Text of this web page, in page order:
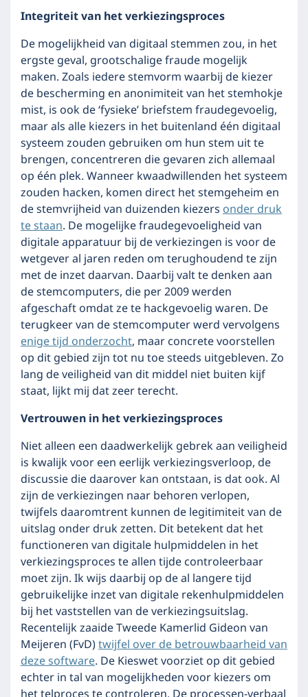
Integriteit van het verkiezingsproces
De mogelijkheid van digitaal stemmen zou, in het
ergste geval, grootschalige fraude mogelijk
maken. Zoals iedere stemvorm waarbij de kiezer
de bescherming en anonimiteit van het stemhokje
mist, is ook de ‘fysieke’ briefstem fraudegevoelig,
maar als alle kiezers in het buitenland één digitaal
systeem zouden gebruiken om hun stem uit te
brengen, concentreren die gevaren zich allemaal
op één plek. Wanneer kwaadwillenden het systeem
zouden hacken, komen direct het stemgeheim en
de stemvrijheid van duizenden kiezersonder druk
te staan. De mogelijke fraudegevoeligheid van
digitale apparatuur bij de verkiezingen is voor de
wetgever al jaren reden om terughoudend te zijn
met de inzet daarvan. Daarbij valt te denken aan
de stemcomputers, die per 2009 werden
afgeschaft omdat ze te hackgevoelig waren. De
terugkeer van de stemcomputer werd vervolgens
enige tijd onderzocht, maar concrete voorstellen
op dit gebied zijn tot nu toe steeds uitgebleven. Zo
lang de veiligheid van dit middel niet buiten kijf
staat, lijkt mij dat zeer terecht.
Vertrouwen in het verkiezingsproces
Niet alleen een daadwerkelijk gebrek aan veiligheid
is kwalijk voor een eerlijk verkiezingsverloop, de
discussie die daarover kan ontstaan, is dat ook. Al
zijn de verkiezingen naar behoren verlopen,
twijfels daaromtrent kunnen de legitimiteit van de
uitslag onder druk zetten. Dit betekent dat het
functioneren van digitale hulpmiddelen in het
verkiezingsproces te allen tijde controleerbaar
moet zijn. Ik wijs daarbij op de al langere tijd
gebruikelijke inzet van digitale rekenhulpmiddelen
bij het vaststellen van de verkiezingsuitslag.
Recentelijk zaaide Tweede Kamerlid Gideon van
Meijeren (FvD)twijfel over de betrouwbaarheid van
deze software. De Kieswet voorziet op dit gebied
echter in tal van mogelijkheden voor kiezers om